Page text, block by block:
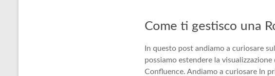
Come ti gestisco una
In questo post andiamo a curiosare
possiamo estendere la
Confluence. Andiamo a curiosare In